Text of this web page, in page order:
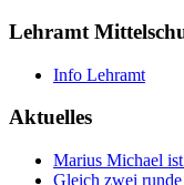
Lehramt
Info Lehramt
Aktuelles
Marius Michael
Gleich zwei runde